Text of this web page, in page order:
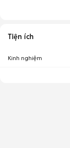
Tiện ích
Kinh nghiệm